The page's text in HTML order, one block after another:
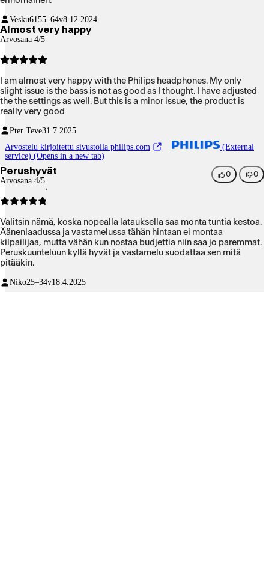
Vesku6155–64v8.12.2024
Almost very happy
Arvosana 4/5
I am almost very happy with the Philips headphones. My only
slight issue is the bass is not as good as I thought. I have adjusted
the the settings as well. But this is a minor issue, the product is
really very good
Pter Teve31.7.2025
Arvostelu kirjoitettu sivustolla philips.com
(External
service) (Opens in a new tab)
Perushyvät
Arvosana 4/5
0 0
Valitsin nämä, koska nopealla latauksella saa monta tuntia kestoa.
Äänenlaadussa ja vastamelussa tähän hintaan ei montaa
kilpailijaa, mutta vähän kun nostaa budjettia niin saa jo paremmat.
Peruskuunteluun kyllä hyvät ja vastamelu suodattaa sen mitä
pitääkin.
Niko25–34v18.4.2025